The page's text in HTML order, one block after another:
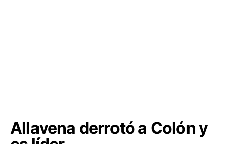
Allavena derrotó a Colón y